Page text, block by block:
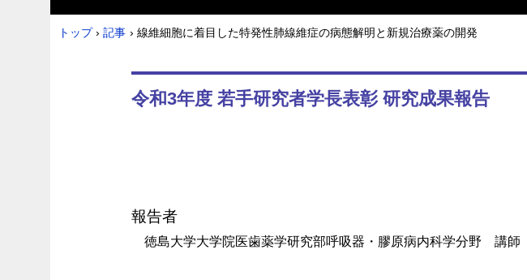
トップ › 記事 › 線維細胞に着目した特発性肺線維症の病態解明と新規治療薬の開発
令和3年度 若手研究者学長表彰 研究成果報告
報告者
徳島大学大学院医歯薬学研究部呼吸器・膠原病内科学分野 講